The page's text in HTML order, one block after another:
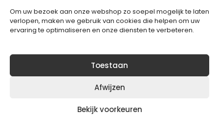
Om uw bezoek aan onze webshop zo soepel mogelijk te laten
verlopen, maken we gebruik van cookies die helpen om uw
ervaring te optimaliseren en onze diensten te verbeteren.
Toestaan
Afwijzen
Bekijk voorkeuren
Blijft op de hoogte van het laatste nieuws.